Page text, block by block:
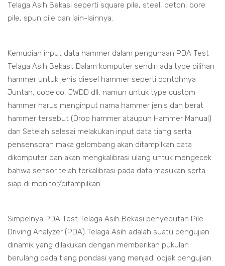
Telaga Asih Bekasi seperti square pile, steel, beton, bore
pile, spun pile dan lain-lainnya.
Kemudian input data hammer dalam pengunaan PDA Test
Telaga Asih Bekasi, Dalam komputer sendiri ada type pilihan
hammer untuk jenis diesel hammer seperti contohnya
Juntan, cobelco, JWDD dll, namun untuk type custom
hammer harus menginput nama hammer jenis dan berat
hammer tersebut (Drop hammer ataupun Hammer Manual)
dan Setelah selesai melakukan input data tiang serta
pensensoran maka gelombang akan ditampilkan data
dikomputer dan akan mengkalibrasi ulang untuk mengecek
bahwa sensor telah terkalibrasi pada data masukan serta
siap di monitor/ditampilkan.
Simpelnya PDA Test Telaga Asih Bekasi penyebutan Pile
Driving Analyzer (PDA) Telaga Asih adalah suatu pengujian
dinamik yang dilakukan dengan memberikan pukulan
berulang pada tiang pondasi yang menjadi objek pengujian.